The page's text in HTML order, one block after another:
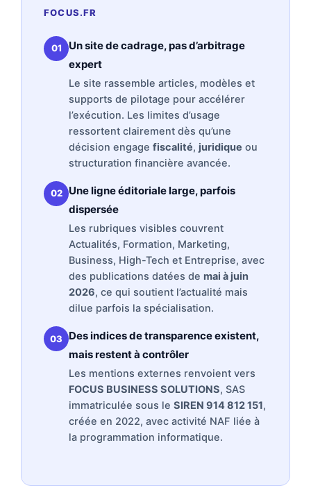
FOCUS.FR
01
Un site de cadrage, pas d’arbitrage
expert
Le site rassemble articles, modèles et
supports de pilotage pour accélérer
l’exécution. Les limites d’usage
ressortent clairement dès qu’une
décision engage fiscalité, juridique ou
structuration financière avancée.
02
Une ligne éditoriale large, parfois
dispersée
Les rubriques visibles couvrent
Actualités, Formation, Marketing,
Business, High-Tech et Entreprise, avec
des publications datées de mai à juin
2026, ce qui soutient l’actualité mais
dilue parfois la spécialisation.
03
Des indices de transparence existent,
mais restent à contrôler
Les mentions externes renvoient vers
FOCUS BUSINESS SOLUTIONS, SAS
immatriculée sous le SIREN 914 812 151,
créée en 2022, avec activité NAF liée à
la programmation informatique.